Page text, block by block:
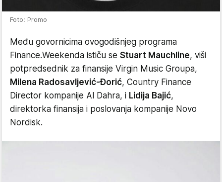
Foto: Promo
Među govornicima ovogodišnjeg programa
Finance.Weekenda ističu se Stuart Mauchline, viši
potpredsednik za finansije Virgin Music Groupa,
Milena Radosavljević-Đorić, Country Finance
Director kompanije Al Dahra, i Lidija Bajić,
direktorka finansija i poslovanja kompanije Novo
Nordisk.